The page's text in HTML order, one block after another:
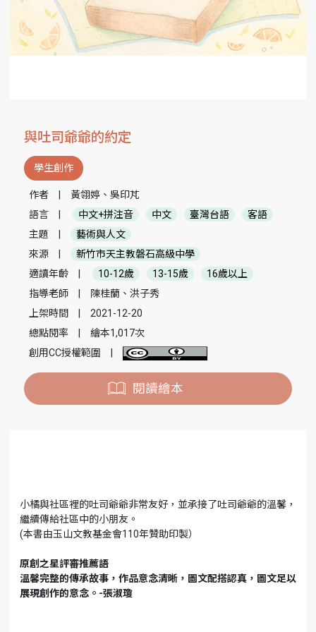
與吐司爺爺的約定
學生創作
作者
黃翎婷、吳印芃
語言
中文+拼注音 中文 臺灣台語
客語
主題
藝術與人文
來源
新竹市天主教磐石高級中學
適讀年齡
10-12歲 13-15歲
16歲以上
指導老師
陳桂蘭、洪子秀
上架時間
2021-12-20
總點閱率
繪本1,017次
創用CC授權範圍
閱讀繪本
小橘與社區裡的吐司爺爺非常友好，並承接了吐司爺爺的溫馨，
繼續傳給社區中的小朋友。
(本書由玉山文教基金會110年贊助印製）
原創之星評審推薦語
溫馨完整的傳承故事，作品意念清晰，圖文配搭認真，圖文足以
展現創作的意念。-張淑瓊